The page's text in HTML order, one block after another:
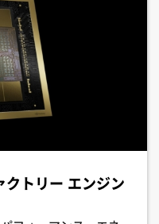
トリー エンジン